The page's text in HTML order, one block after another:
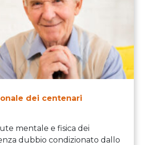
dei centenari
mentale e fisica dei
dubbio condizionato dallo